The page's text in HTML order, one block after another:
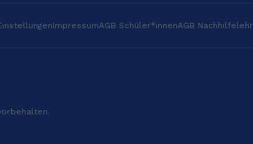
ImpressumAGB Schüler*innenAGB